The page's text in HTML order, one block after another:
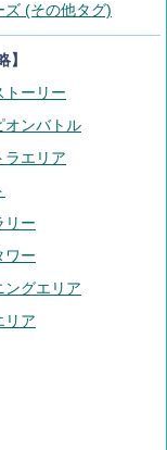
ズ (その他タグ)
】
トーリー
オンバトル
ラエリア
リー
ワー
ングエリア
リア